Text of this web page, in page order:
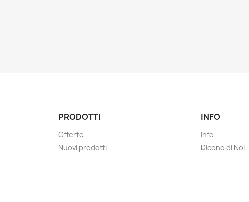
PRODOTTI
Offerte
Nuovi prodotti
INFO
Info
Dicono di Noi